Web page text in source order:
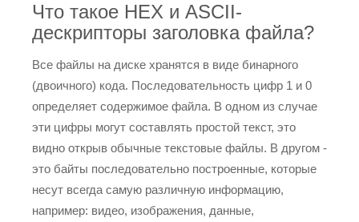
Что такое HEX и ASCII-
дескрипторы заголовка файла?
Все файлы на диске хранятся в виде бинарного
(двоичного) кода. Последовательность цифр 1 и 0
определяет содержимое файла. В одном из случае
эти цифры могут составлять простой текст, это
видно открыв обычные текстовые файлы. В другом -
это байты последовательно построенные, которые
несут всегда самую различную информацию,
например: видео, изображения, данные,